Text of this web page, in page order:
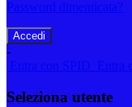
-
Seleziona utente